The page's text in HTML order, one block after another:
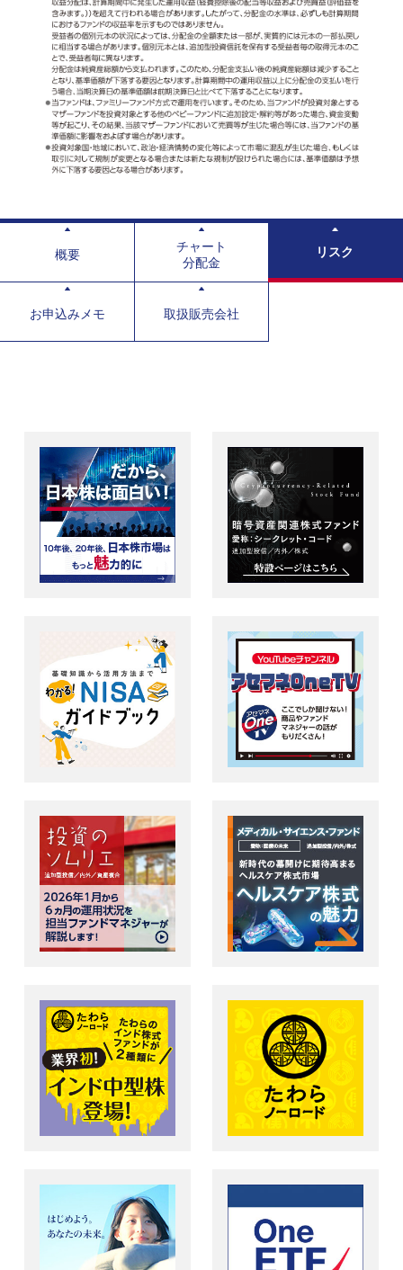
概要
チャート
分配金
リスク
お申込みメモ 取扱販売会社